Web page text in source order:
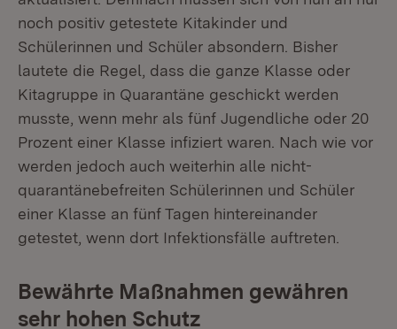
noch positiv getestete Kitakinder und
Schülerinnen und Schüler absondern. Bisher
lautete die Regel, dass die ganze Klasse oder
Kitagruppe in Quarantäne geschickt werden
musste, wenn mehr als fünf Jugendliche oder 20
Prozent einer Klasse infiziert waren. Nach wie vor
werden jedoch auch weiterhin alle nicht-
quarantänebefreiten Schülerinnen und Schüler
einer Klasse an fünf Tagen hintereinander
getestet, wenn dort Infektionsfälle auftreten.
Bewährte Maßnahmen gewähren
sehr hohen Schutz